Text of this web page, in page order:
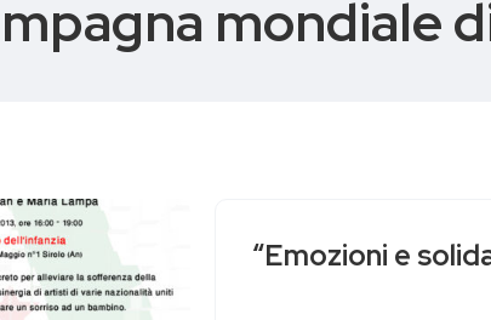
mondiale
“Emozioni e